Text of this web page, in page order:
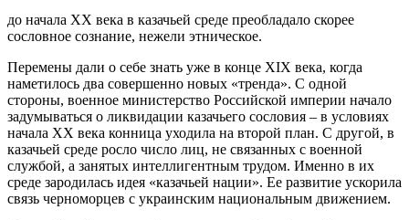
до начала XX века в казачьей среде преобладало скорее
сословное сознание, нежели этническое.
Перемены дали о себе знать уже в конце XIX века, когда
наметилось два совершенно новых «тренда». С одной
стороны, военное министерство Российской империи начало
задумываться о ликвидации казачьего сословия – в условиях
начала XX века конница уходила на второй план. С другой, в
казачьей среде росло число лиц, не связанных с военной
службой, а занятых интеллигентным трудом. Именно в их
среде зародилась идея «казачьей нации». Ее развитие ускорила
связь черноморцев с украинским национальным движением.